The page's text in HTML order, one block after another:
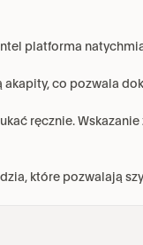
platforma
co pozwala
ręcznie.
które pozwalają